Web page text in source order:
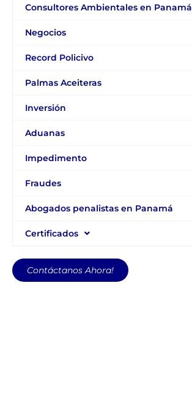
Consultores Ambientales en Panamá
Negocios
Record Policivo
Palmas Aceiteras
Inversión
Aduanas
Impedimento
Fraudes
Abogados penalistas en Panamá
Certificados
Contáctanos Ahora!